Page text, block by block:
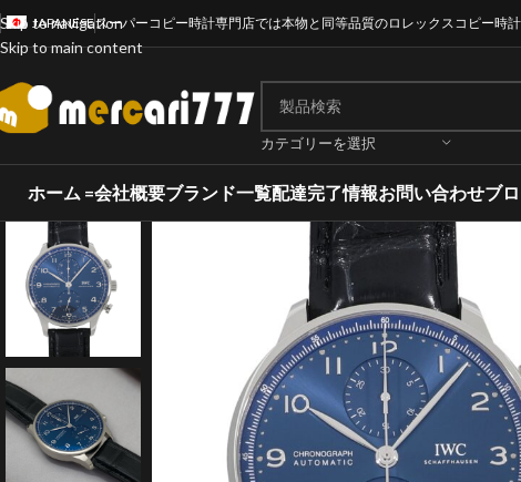
Skip to navigation
Skip to main content
JAPANESEスーパーコピー時計専門店では本物と同等品質のロレックスコピー時
カテゴリーを選択
ホーム =会社概要ブランド一覧配達完了情報お問い合わせブ